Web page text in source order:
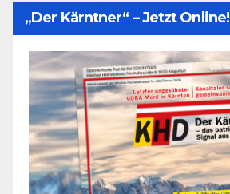
„Der Kärntner“ – Jetzt Online!